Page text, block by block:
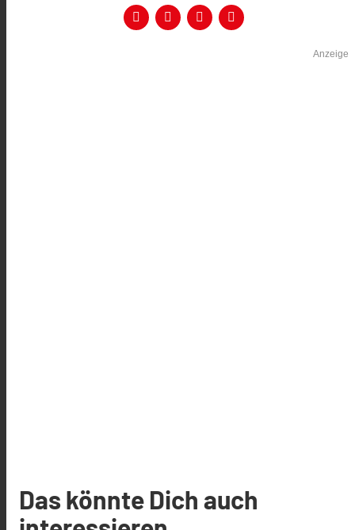
Anzeige
Das könnte Dich auch